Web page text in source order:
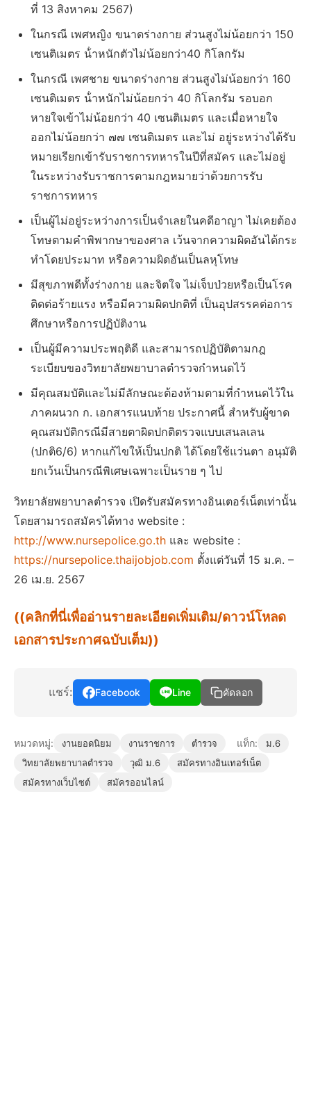
ที่ 13 สิงหาคม 2567)
ในกรณี เพศหญิง ขนาดร่างกาย ส่วนสูงไม่น้อยกว่า 150
เซนติเมตร น้ําหนักตัวไม่น้อยกว่า40 กิโลกรัม
ในกรณี เพศชาย ขนาดร่างกาย ส่วนสูงไม่น้อยกว่า 160
เซนติเมตร น้ําหนักไม่น้อยกว่า 40 กิโลกรัม รอบอก
หายใจเข้าไม่น้อยกว่า 40 เซนติเมตร และเมื่อหายใจ
ออกไม่น้อยกว่า ๗๗ เซนติเมตร และไม่ อยู่ระหว่างได้รับ
หมายเรียกเข้ารับราชการทหารในปีที่สมัคร และไม่อยู่
ในระหว่างรับราชการตามกฎหมายว่าด้วยการรับ
ราชการทหาร
เป็นผู้ไม่อยู่ระหว่างการเป็นจําเลยในคดีอาญา ไม่เคยต้อง
โทษตามคําพิพากษาของศาล เว้นจากความผิดอันได้กระ
ทําโดยประมาท หรือความผิดอันเป็นลหุโทษ
มีสุขภาพดีทั้งร่างกาย และจิตใจ ไม่เจ็บป่วยหรือเป็นโรค
ติดต่อร้ายแรง หรือมีความผิดปกติที่ เป็นอุปสรรคต่อการ
ศึกษาหรือการปฏิบัติงาน
เป็นผู้มีความประพฤติดี และสามารถปฏิบัติตามกฎ
ระเบียบของวิทยาลัยพยาบาลตํารวจกําหนดไว้
มีคุณสมบัติและไม่มีลักษณะต้องห้ามตามที่กําหนดไว้ใน
ภาคผนวก ก. เอกสารแนบท้าย ประกาศนี้ สําหรับผู้ขาด
คุณสมบัติกรณีมีสายตาผิดปกติตรวจแบบเสนลเลน
(ปกติ6/6) หากแก้ไขให้เป็นปกติ ได้โดยใช้แว่นตา อนุมัติ
ยกเว้นเป็นกรณีพิเศษเฉพาะเป็นราย ๆ ไป
วิทยาลัยพยาบาลตํารวจ เปิดรับสมัครทางอินเตอร์เน็ตเท่านั้น
โดยสามารถสมัครได้ทาง website :
http://www.nursepolice.go.th และ website :
https://nursepolice.thaijobjob.com ตั้งแต่วันที่ 15 ม.ค. –
26 เม.ย. 2567
((คลิกที่นี่เพื่ออ่านรายละเอียดเพิ่มเติม/ดาวน์โหลด
เอกสารประกาศฉบับเต็ม))
แชร์: Facebook Line คัดลอก
หมวดหมู่: งานยอดนิยม งานราชการ ตำรวจ แท็ก:
ม.6
วิทยาลัยพยาบาลตํารวจ
วุฒิ ม.6
สมัครทางอินเทอร์เน็ต
สมัครทางเว็บไซต์
สมัครออนไลน์